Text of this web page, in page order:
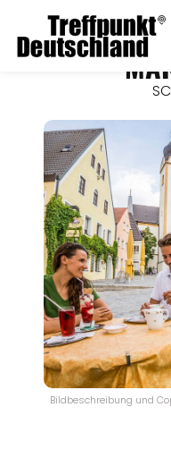
Bildbeschreibung und